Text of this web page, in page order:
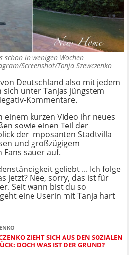
schon in wenigen Wochen
Screenshot/Tanja Szewczenko
Deutschland also mit jedem
sich unter Tanjas jüngstem
Kommentare.
einem kurzen Video ihr neues
sowie einen Teil der
der imposanten Stadtvilla
und großzügigem
sauer auf.
geliebt ... Ich folge
jetzt? Nee, sorry, das ist für
Seit wann bist du so
eine Userin mit Tanja hart
ZIEHT SICH AUS DEN SOZIALEN
DOCH WAS IST DER GRUND?